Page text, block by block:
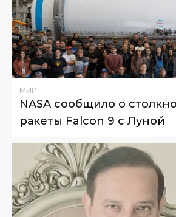
МИР
NASA сообщило о
ракеты Falcon 9 с Луной